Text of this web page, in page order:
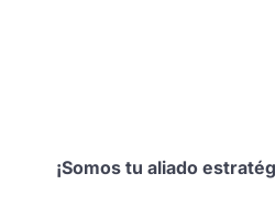
¡Somos tu aliado